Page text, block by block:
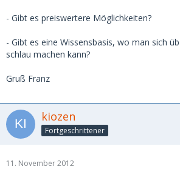
- Gibt es preiswertere Möglichkeiten?
- Gibt es eine Wissensbasis, wo man sich
schlau machen kann?
Gruß Franz
kiozen
Fortgeschrittener
11. November 2012